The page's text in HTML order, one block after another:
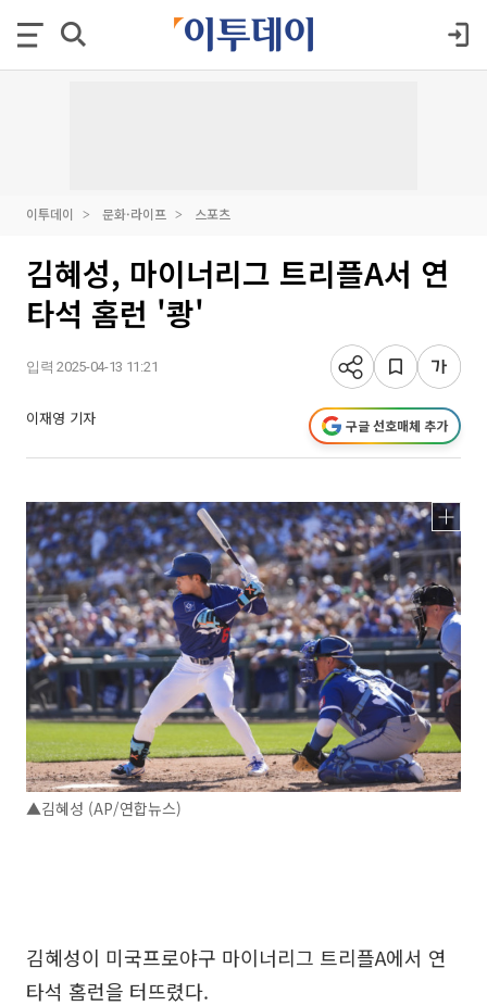
이투데이 문화·라이프 스포츠
김혜성, 마이너리그 트리플A서 연
타석 홈런 '쾅'
입력 2025-04-13 11:21
이재영 기자 구글 선호매체 추가
▲김혜성 (AP/연합뉴스)
김혜성이 미국프로야구 마이너리그 트리플A에서 연
타석 홈런을 터뜨렸다.